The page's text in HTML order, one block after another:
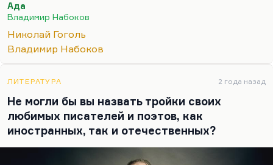
наглые, успешные люди, что, условно говоря,
всегда есть наш успешный двойник. Условно
говоря, наши неудачи – это чьи-то…
Ада
Владимир Набоков
Николай Гоголь
Владимир Набоков
ЛИТЕРАТУРА 2 года назад
Не могли бы вы назвать тройки своих
любимых писателей и поэтов, как
иностранных, так и отечественных?